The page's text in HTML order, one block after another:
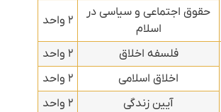
حقوق اجتماعی و سیاسی در
اسلام
۲ واحد
فلسفه اخلاق
۲ واحد
اخلاق اسلامی
۲ واحد
آیین زندگی
۲ واحد